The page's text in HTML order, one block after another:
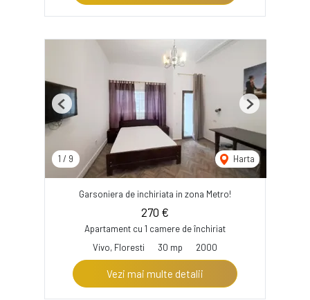
1 / 9 Harta
Previous Next
Garsoniera de inchiriata in zona Metro!
270 €
Apartament cu 1 camere de închiriat
Vivo, Floresti
30 mp 2000
Vezi mai multe detalii